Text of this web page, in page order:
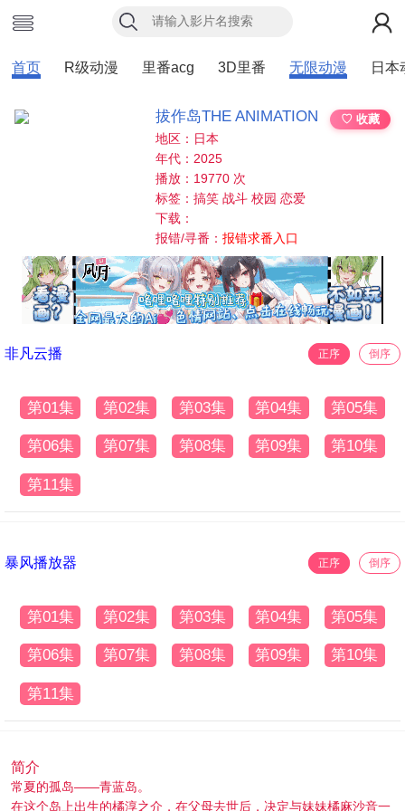
首页 R级动漫 里番acg 3D里番 无限动漫 日本
拔作岛THE ANIMATION
♡ 收藏
地区：日本
年代：2025
播放：19770 次
标签：搞笑 战斗 校园 恋爱
下载：
报错/寻番：报错求番入口
非凡云播 正序 倒序
第01集 第02集 第03集 第04集 第05集
第06集 第07集 第08集 第09集 第10集
第11集
暴风播放器 正序 倒序
第01集 第02集 第03集 第04集 第05集
第06集 第07集 第08集 第09集 第10集
第11集
简介
常夏的孤岛——青蓝岛。
在这个岛上出生的橘淳之介，在父母去世后，决定与妹妹橘麻沙音一